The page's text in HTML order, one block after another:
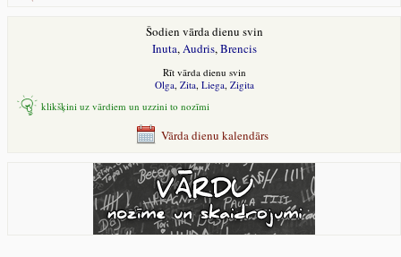
Šodien vārda dienu svin
Inuta,Audris,Brencis
Rīt vārda dienu svin
Olga, Zita, Liega, Zigita
klikšķini uz vārdiem un uzzini to nozīmi
Vārda dienu kalendārs